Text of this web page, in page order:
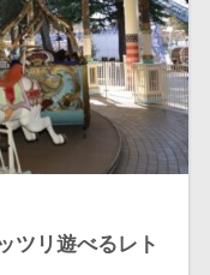
ツリ遊べるレト